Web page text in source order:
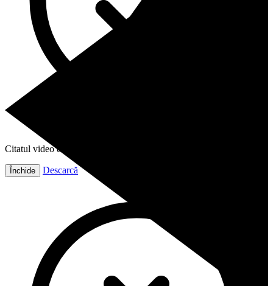
Citatul video este gata!
Închide Descarcă